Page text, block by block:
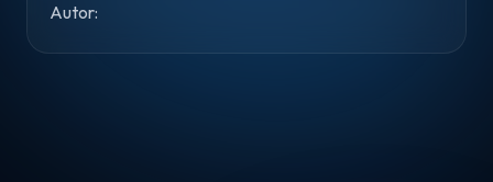
Autor: